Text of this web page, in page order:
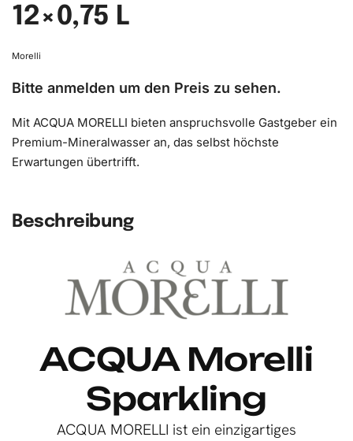
12×0,75 L
Morelli
Bitte anmelden um den Preis zu sehen.
Mit ACQUA MORELLI bieten anspruchsvolle Gastgeber ein
Premium-Mineralwasser an, das selbst höchste
Erwartungen übertrifft.
Beschreibung
ACQUA Morelli
Sparkling
ACQUA MORELLI ist ein einzigartiges